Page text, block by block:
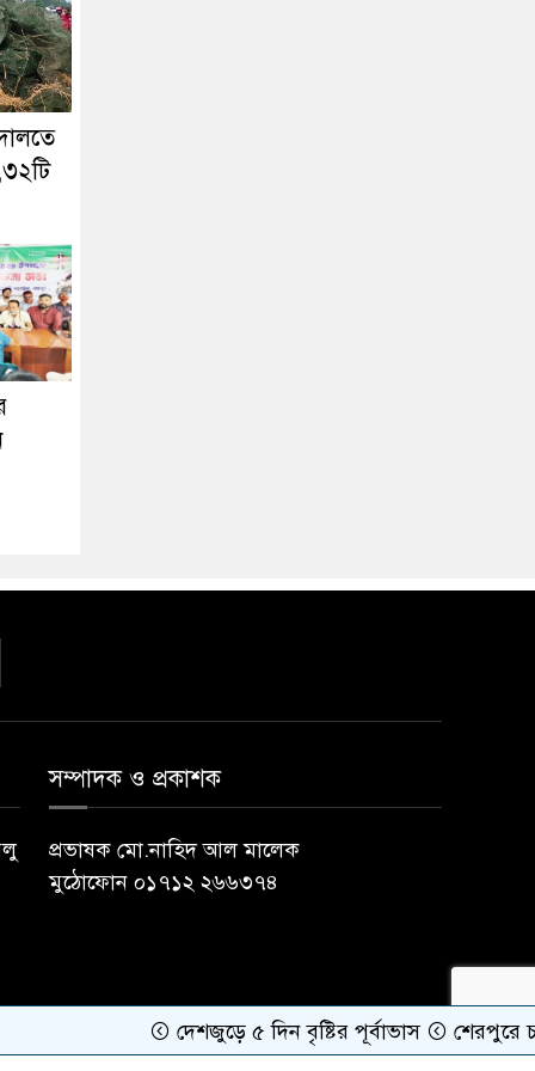
সম্পাদক ও প্রকাশক
প্রভাষক মো.নাহিদ আল মালেক
মুঠোফোন ০১৭১২ ২৬৬৩৭৪
Developer Contact
দেশজুড়ে ৫ দিন বৃষ্টির পূর্বাভাস শেরপুরে চায়না